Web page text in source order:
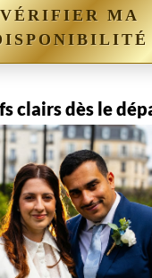
VÉRIFIER MA
clairs dès le